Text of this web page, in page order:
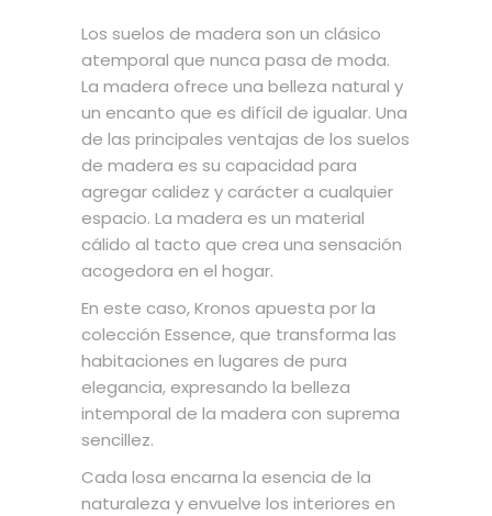
Los suelos de madera son un clásico
atemporal que nunca pasa de moda.
La madera ofrece una belleza natural y
un encanto que es difícil de igualar. Una
de las principales ventajas de los suelos
de madera es su capacidad para
agregar calidez y carácter a cualquier
espacio. La madera es un material
cálido al tacto que crea una sensación
acogedora en el hogar.
En este caso, Kronos apuesta por la
colección Essence, que transforma las
habitaciones en lugares de pura
elegancia, expresando la belleza
intemporal de la madera con suprema
sencillez.
Cada losa encarna la esencia de la
naturaleza y envuelve los interiores en